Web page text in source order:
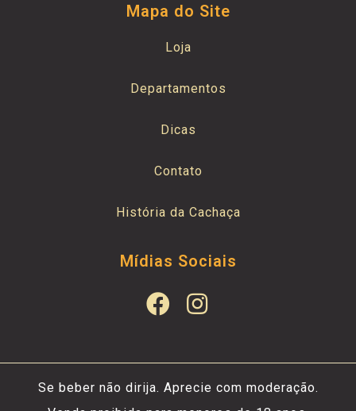
Mapa do Site
Loja
Departamentos
Dicas
Contato
História da Cachaça
Mídias Sociais
Se beber não dirija. Aprecie com moderação.